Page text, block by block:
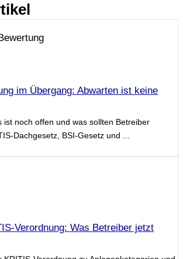
im Übergang: Abwarten ist keine
ist noch offen und was sollten Betreiber
Dachgesetz, BSI-Gesetz und ...
Verordnung: Was Betreiber jetzt